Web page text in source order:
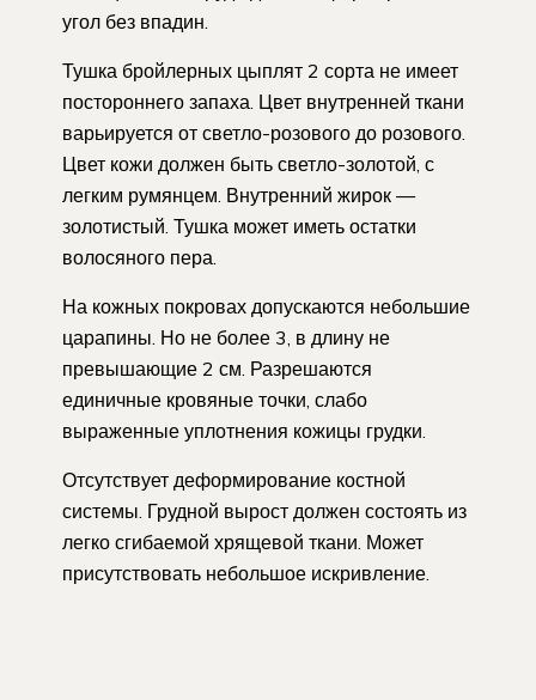
угол без впадин.
Тушка бройлерных цыплят 2 сорта не имеет
постороннего запаха. Цвет внутренней ткани
варьируется от светло-розового до розового.
Цвет кожи должен быть светло-золотой, с
легким румянцем. Внутренний жирок —
золотистый. Тушка может иметь остатки
волосяного пера.
На кожных покровах допускаются небольшие
царапины. Но не более 3, в длину не
превышающие 2 см. Разрешаются
единичные кровяные точки, слабо
выраженные уплотнения кожицы грудки.
Отсутствует деформирование костной
системы. Грудной вырост должен состоять из
легко сгибаемой хрящевой ткани. Может
присутствовать небольшое искривление.